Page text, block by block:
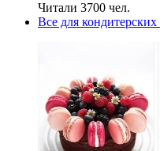
Читали 3700 чел.
Все для